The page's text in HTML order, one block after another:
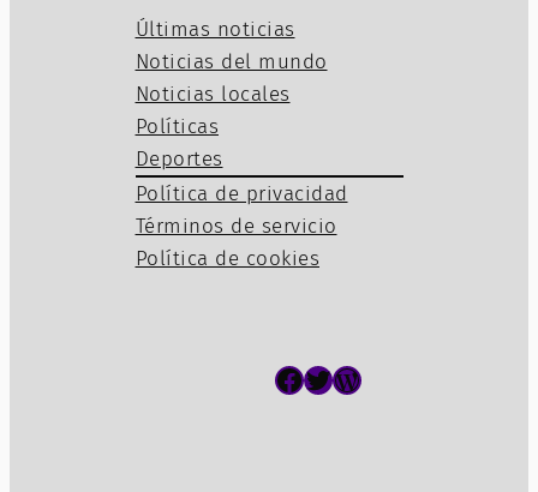
Últimas noticias
Noticias del mundo
Noticias locales
Políticas
Deportes
Política de privacidad
Términos de servicio
Política de cookies
Facebook Twitter WordPress